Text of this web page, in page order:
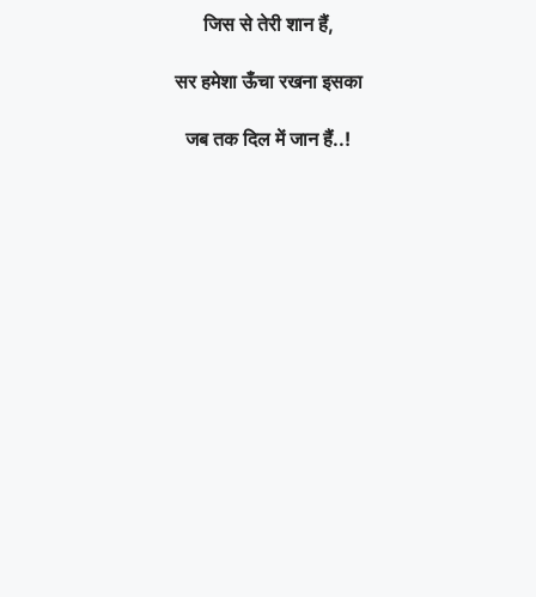
जिस से तेरी शान हैं,
सर हमेशा ऊँचा रखना इसका
जब तक दिल में जान हैं..!